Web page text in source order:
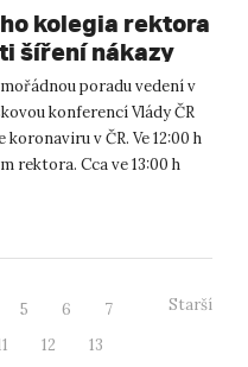
kolegia rektora
šíření nákazy
poradu vedení v
konferencí Vlády ČR
v ČR. Ve 12:00 h
rektora. Cca ve 13:00 h
5 6
7
12
13
Starší